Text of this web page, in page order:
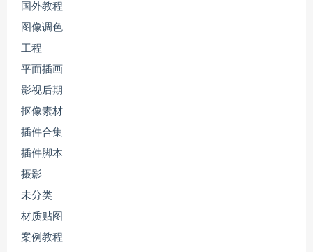
国外教程
图像调色
工程
平面插画
影视后期
抠像素材
插件合集
插件脚本
摄影
未分类
材质贴图
案例教程